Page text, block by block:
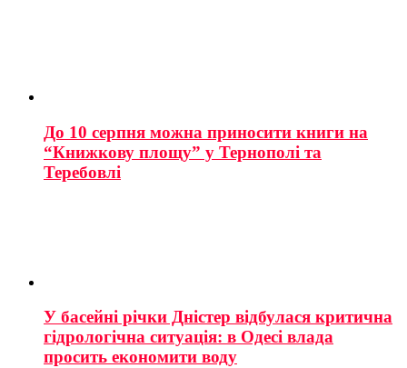
До 10 серпня можна приносити книги на
“Книжкову площу” у Тернополі та
Теребовлі
У басейні річки Дністер відбулася критична
гідрологічна ситуація: в Одесі влада
просить економити воду